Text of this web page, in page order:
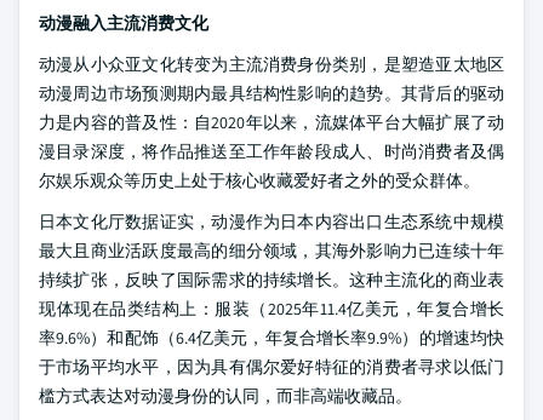
动漫融入主流消费文化
动漫从小众亚文化转变为主流消费身份类别，是塑造亚太地区
动漫周边市场预测期内最具结构性影响的趋势。其背后的驱动
力是内容的普及性：自2020年以来，流媒体平台大幅扩展了动
漫目录深度，将作品推送至工作年龄段成人、时尚消费者及偶
尔娱乐观众等历史上处于核心收藏爱好者之外的受众群体。
日本文化厅数据证实，动漫作为日本内容出口生态系统中规模
最大且商业活跃度最高的细分领域，其海外影响力已连续十年
持续扩张，反映了国际需求的持续增长。这种主流化的商业表
现体现在品类结构上：服装（2025年11.4亿美元，年复合增长
率9.6%）和配饰（6.4亿美元，年复合增长率9.9%）的增速均快
于市场平均水平，因为具有偶尔爱好特征的消费者寻求以低门
槛方式表达对动漫身份的认同，而非高端收藏品。